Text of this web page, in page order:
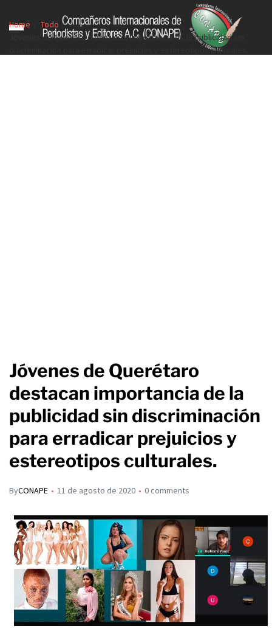
Home
Todo
Jóvenes de Querétaro destacan importancia de la publicidad sin
discriminación para erradicar prejuicios y estereotipos culturales.
Jóvenes de Querétaro
destacan importancia de la
publicidad sin discriminación
para erradicar prejuicios y
estereotipos culturales.
ByCONAPE 11 de agosto de 2020 0 comments